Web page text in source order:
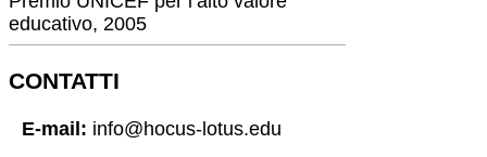
educativo, 2005
CONTATTI
E-mail: info@hocus-lotus.edu